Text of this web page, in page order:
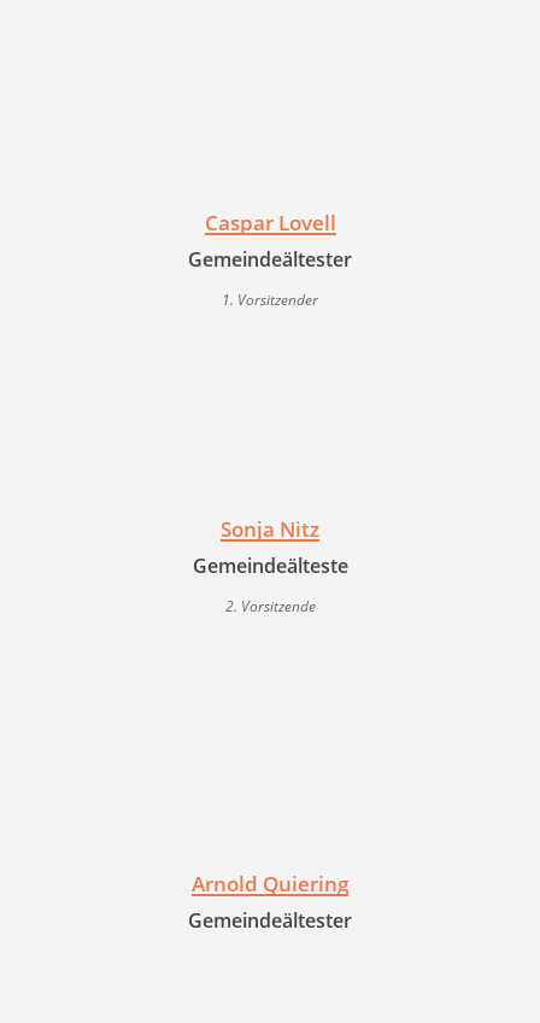
Caspar Lovell
Gemeindeältester
1. Vorsitzender
Sonja Nitz
Gemeindeälteste
2. Vorsitzende
Arnold Quiering
Gemeindeältester